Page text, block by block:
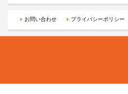
お問い合わせ プライバシーポリシー